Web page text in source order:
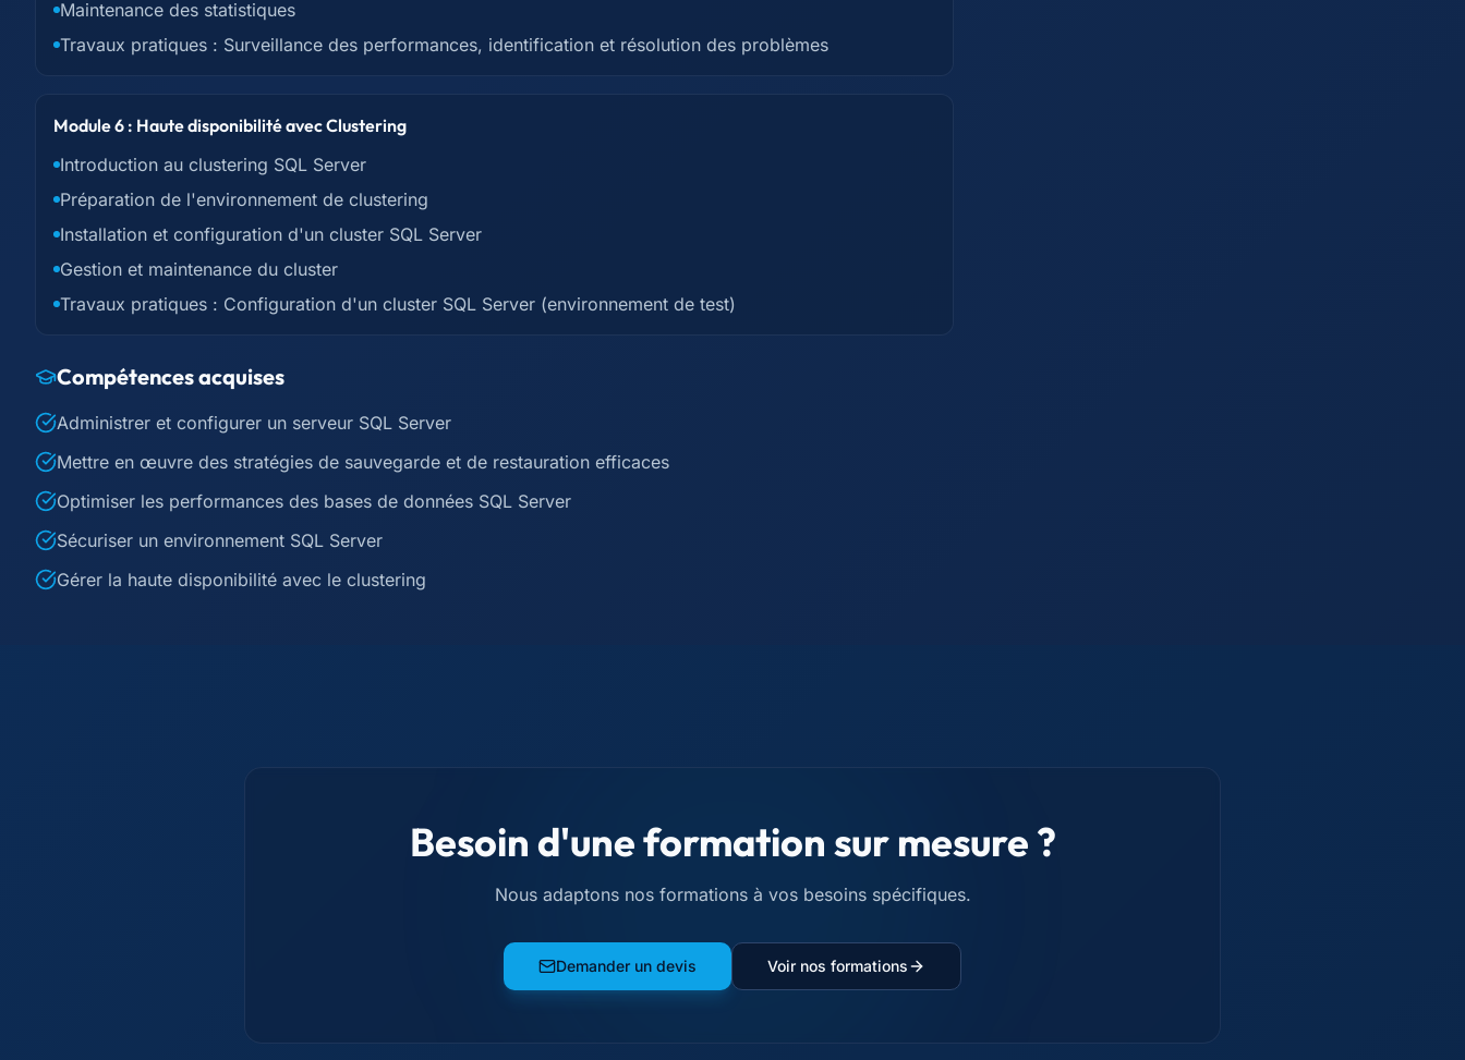
Maintenance des statistiques
Travaux pratiques : Surveillance des performances, identification et résolution des problèmes
Module 6 : Haute disponibilité avec Clustering
Introduction au clustering SQL Server
Préparation de l'environnement de clustering
Installation et configuration d'un cluster SQL Server
Gestion et maintenance du cluster
Travaux pratiques : Configuration d'un cluster SQL Server (environnement de test)
Compétences acquises
Administrer et configurer un serveur SQL Server
Mettre en œuvre des stratégies de sauvegarde et de restauration efficaces
Optimiser les performances des bases de données SQL Server
Sécuriser un environnement SQL Server
Gérer la haute disponibilité avec le clustering
Besoin d'une formation sur mesure ?
Nous adaptons nos formations à vos besoins spécifiques.
Demander un devis Voir nos formations